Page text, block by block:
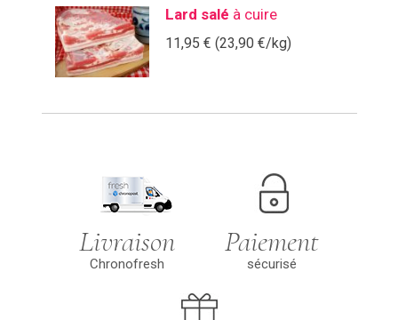
Lard salé à cuire
11,95 € (23,90 €/kg)
Livraison
Chronofresh
Métropolitaine
avec
Chronofresh®, le
de livraison
express de
produit frais de
Paiement
sécurisé
sécurisés et à
votre convenance
! (choisissez de
payer soit par
(carte bleue, Visa,
Visa Electron,
Mastercard, e-